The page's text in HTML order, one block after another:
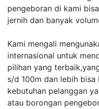
pengeboran di kami
jernih dan banyak
Kami mengali
internasional untuk
pilihan yang
s/d 100m dan lebih bisa
kebutuhan pelanggan
atau borongan